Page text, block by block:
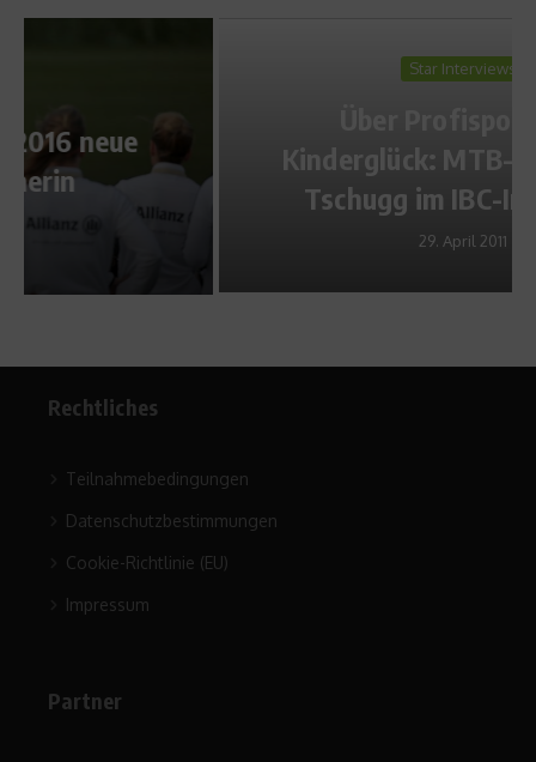
Über Profisport und
Kinderglück: MTB-Star Guido
Tschugg im IBC-Interview
Rechtliches
Teilnahmebedingungen
Datenschutzbestimmungen
Cookie-Richtlinie (EU)
Impressum
Partner